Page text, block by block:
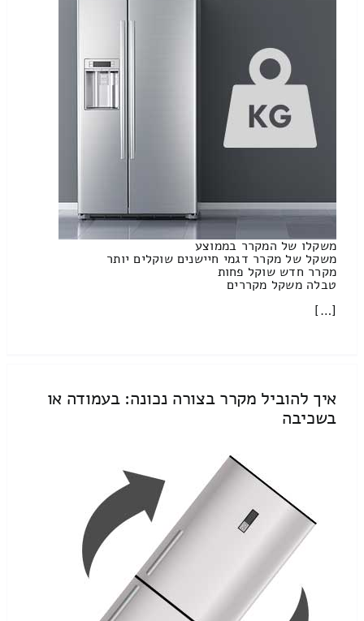
משקלו של המקרר בממוצע
משקל של מקרר דגמי חיישנים שוקלים יותר
מקרר חדש שוקל פחות
טבלה משקל מקררים
[…]
איך להוביל מקרר בצורה נכונה: בעמודה או
בשכיבה